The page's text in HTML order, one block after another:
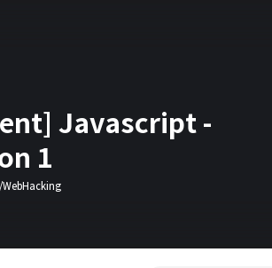
Javascript -
1